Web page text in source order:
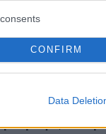
CONFIRM
Data
με Σαουδική
χώρα, λέει η